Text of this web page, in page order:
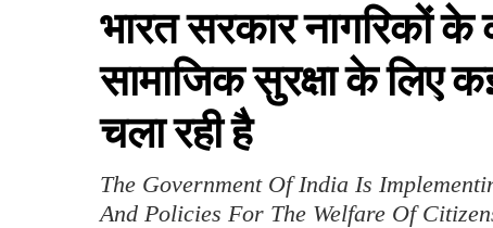
भारत सरकार नागरिकों
सामाजिक सुरक्षा के लिए
चला रही है
The Government Of India Is
And Policies For The Welfare Of